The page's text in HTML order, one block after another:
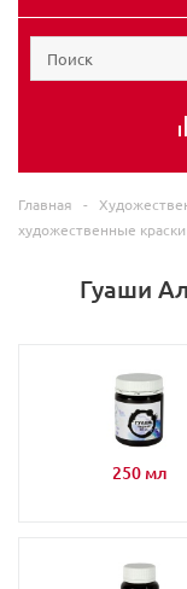
Главная -
художественные краски
Гуаши
250 мл